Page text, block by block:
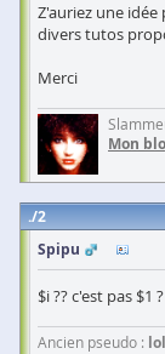
Z'auriez une idée
divers tutos
Merci
Mon
2
Spipu
$i ?? c'est pas $1 ?
Ancien pseudo :